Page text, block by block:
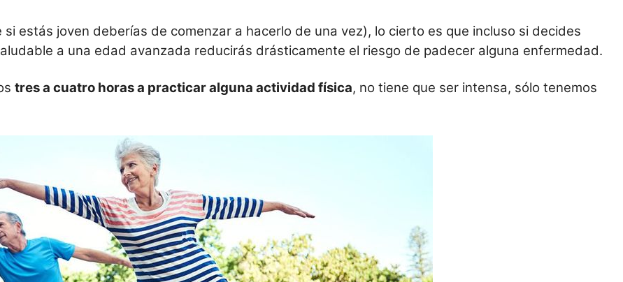
estás joven deberías de comenzar a hacerlo de una vez), lo cierto es que incluso si decides
a una edad avanzada reducirás drásticamente el riesgo de padecer alguna enfermedad.
tres a cuatro horas a practicar alguna actividad física, no tiene que ser intensa, sólo tenemos